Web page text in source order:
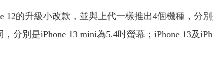
12的升級小改款，並與上代一樣推出4個機種，分別
分別是iPhone 13 mini為5.4吋螢幕；iPhone 13及